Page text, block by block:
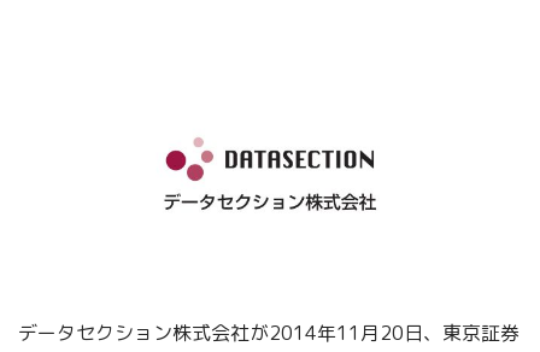
データセクション株式会社が2014年11月20日、東京証券